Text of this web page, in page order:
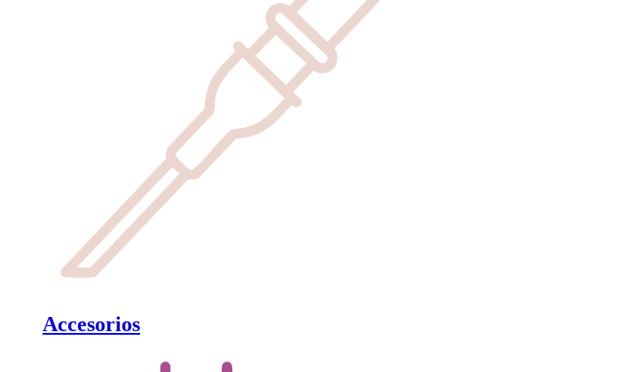
Accesorios